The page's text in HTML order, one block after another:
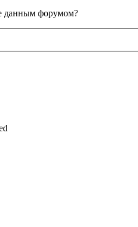
данным форумом?